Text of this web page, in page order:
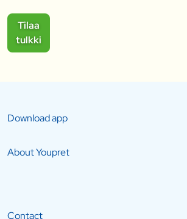
Tilaa
tulkki
Download app
About Youpret
Contact